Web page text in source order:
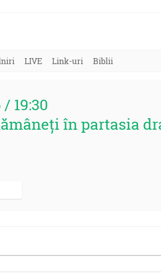
LIVE Link-uri Biblii
19:30
în partasia